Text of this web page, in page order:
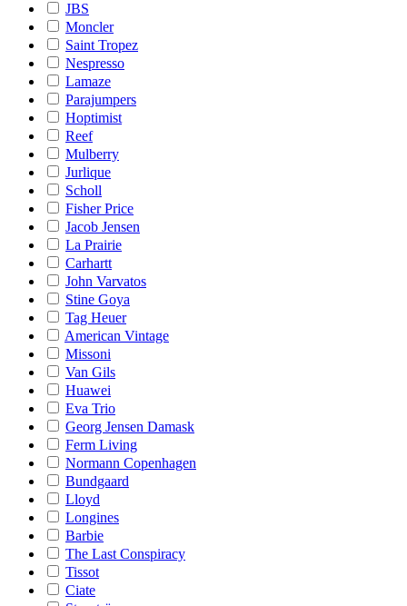
JBS
Moncler
Saint Tropez
Nespresso
Lamaze
Parajumpers
Hoptimist
Reef
Mulberry
Jurlique
Scholl
Fisher Price
Jacob Jensen
La Prairie
Carhartt
John Varvatos
Stine Goya
Tag Heuer
American Vintage
Missoni
Van Gils
Huawei
Eva Trio
Georg Jensen Damask
Ferm Living
Normann Copenhagen
Bundgaard
Lloyd
Longines
Barbie
The Last Conspiracy
Tissot
Ciate